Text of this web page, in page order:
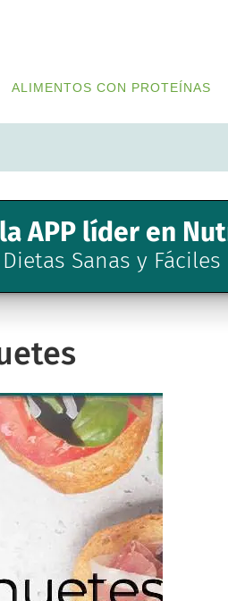
ALIMENTOS CON PROTEÍNAS
APP líder en
Sanas y Fáciles